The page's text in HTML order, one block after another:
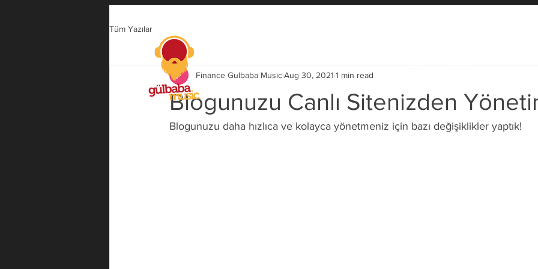
Tüm Yazılar
Blogunuzu Canlı Sitenizden
Finance Gulbaba MusicAug 30, 2021 1 min read
Blogunuzu daha hızlıca ve kolayca yönetmeniz için bazı değişiklikler yaptık!